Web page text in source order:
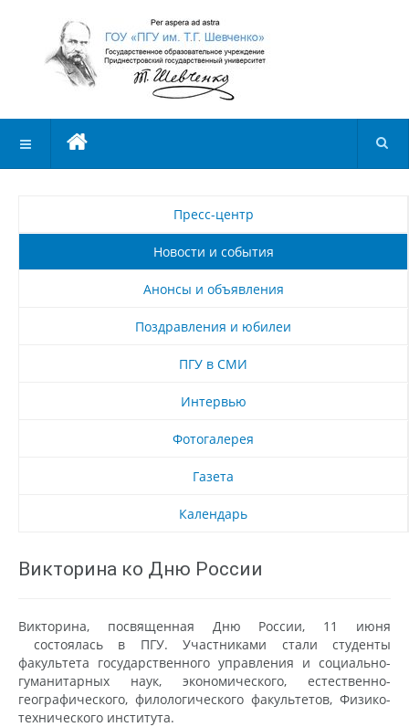
Пресс-центр
Новости и события
Анонсы и объявления
Поздравления и юбилеи
ПГУ в СМИ
Интервью
Фотогалерея
Газета
Календарь
Викторина ко Дню России
Викторина, посвященная Дню России, 11 июня
состоялась в ПГУ. Участниками стали студенты
факультета государственного управления и социально-
гуманитарных наук, экономического, естественно-
географического, филологического факультетов, Физико-
технического института.